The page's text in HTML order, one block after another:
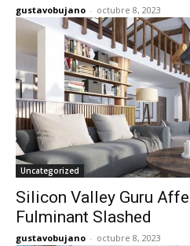
gustavobujano - octubre 8, 2023
Uncategorized
Silicon Valley Guru
Fulminant Slashed
gustavobujano - octubre 8, 2023